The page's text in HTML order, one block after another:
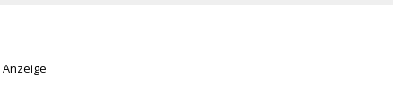
Anzeige